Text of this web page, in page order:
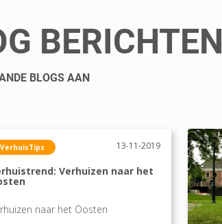
BERICHTEN
BLOGS AAN
VerhuisTips 13-11-2019
Verhuizen naar het
naar het Oosten